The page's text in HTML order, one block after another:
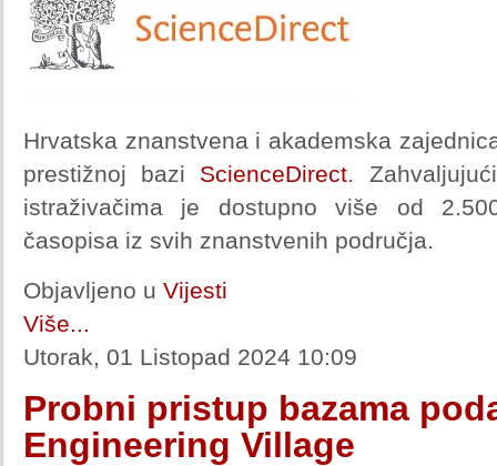
Hrvatska znanstvena i akademska
prestižnoj bazi ScienceDirect.
istraživačima je dostupno više od
časopisa iz svih znanstvenih područja.
Objavljeno u Vijesti
Više...
Utorak, 01 Listopad 2024 10:09
Probni pristup bazama
Engineering Village